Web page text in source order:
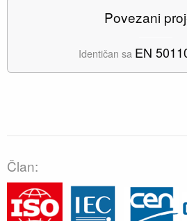
Povezani
Identičan sa EN
Član: